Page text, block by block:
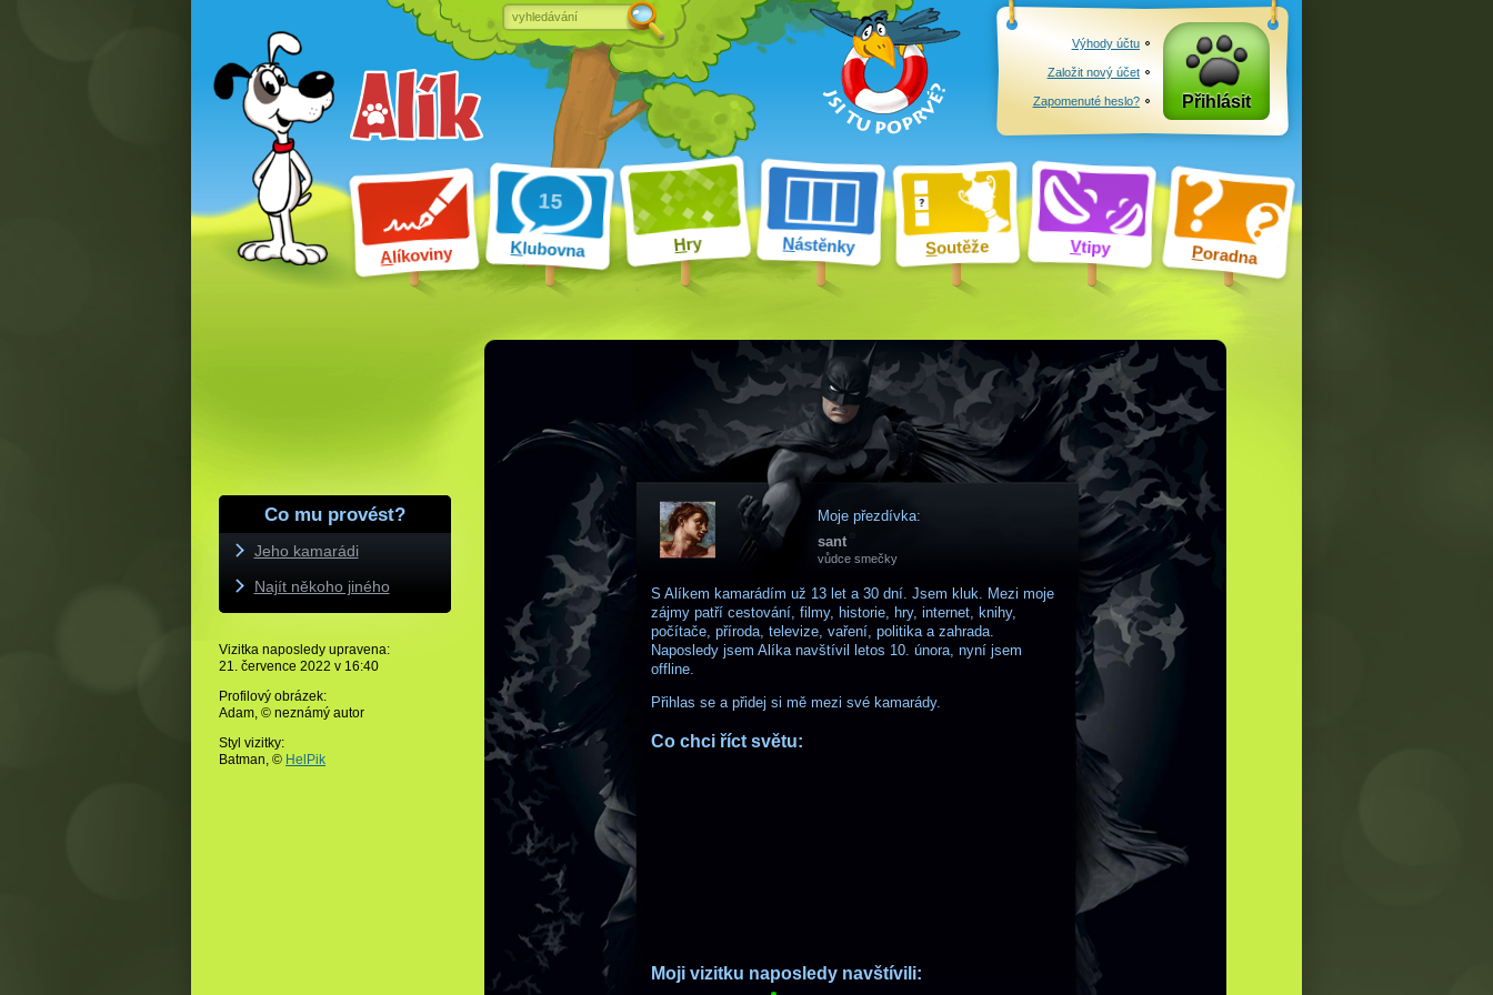
Alíkoviny Klubovna Hry Nástěnky Soutěže Vtipy Poradna
Výhody účtu
Založit nový účet
Zapomenuté heslo? Přihlásit
Moje přezdívka:
sant
vůdce smečky
S Alíkem kamarádím už 13 let a 30 dní. Jsem kluk. Mezi moje
zájmy patří cestování, filmy, historie, hry, internet, knihy,
počítače, příroda, televize, vaření, politika a zahrada.
Naposledy jsem Alíka navštívil letos 10. února, nyní jsem
offline.
Přihlas se a přidej si mě mezi své kamarády.
Co chci říct světu:
Moji vizitku naposledy navštívili:
Co mu provést?
Jeho kamarádi
Najít někoho jiného
Vizitka naposledy upravena:
21. července 2022 v 16:40
Profilový obrázek:
Adam, © neznámý autor
Styl vizitky:
Batman, © HelPik